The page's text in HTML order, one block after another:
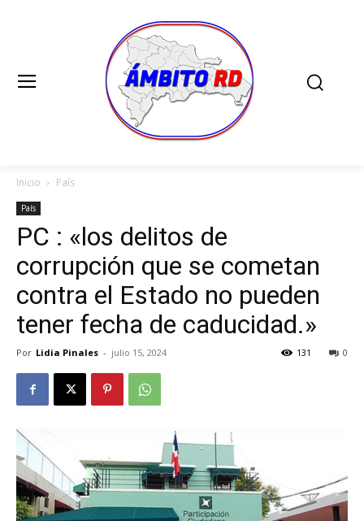
Inicio País
País
PC : «los delitos de
corrupción que se cometan
contra el Estado no pueden
tener fecha de caducidad.»
Por Lidia Pinales - julio 15, 2024 0
131